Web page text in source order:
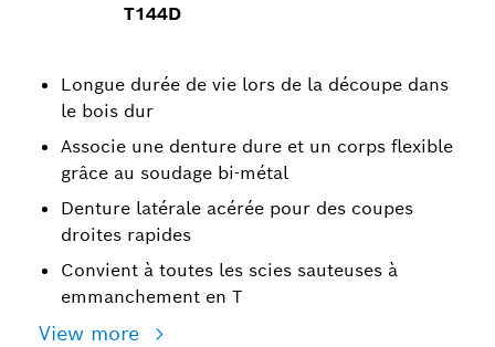
T144D
Longue durée de vie lors de la découpe dans
le bois dur
Associe une denture dure et un corps flexible
grâce au soudage bi-métal
Denture latérale acérée pour des coupes
droites rapides
Convient à toutes les scies sauteuses à
emmanchement en T
View more